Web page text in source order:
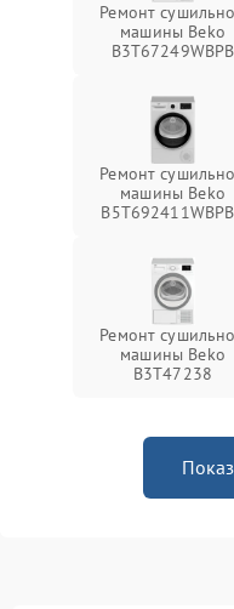
Ремонт
машины Beko
B3T67249WBPB
Ремонт
машины Beko
Ремонт
машины Beko
B3T47238